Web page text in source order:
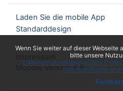
Wenn Sie weiter auf dieser Webseite
bitte unsere
Datenschutzerklärung/Data
Pflichten/Rights and
Laden Sie die mobile App
Standarddesign
Moodle Version 4.5